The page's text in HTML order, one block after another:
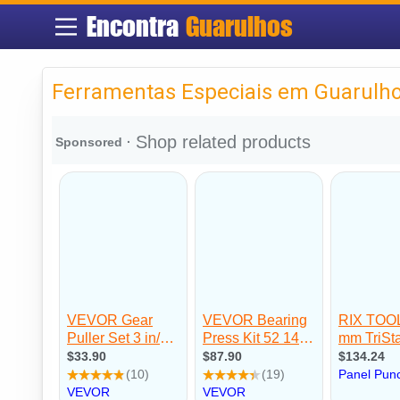
EncontraGuarulhos
Ferramentas Especiais em